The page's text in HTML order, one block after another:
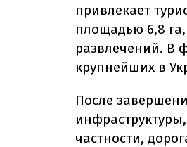
привлекает
площадью 6,8
развлечений. В
крупнейших в
После
частности,